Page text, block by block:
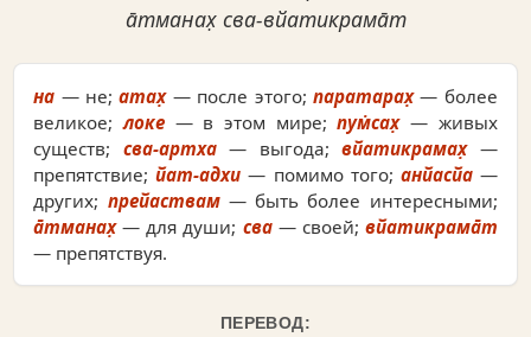
а̄тманах̣ сва-вйатикрама̄т
на — не;атах̣— после этого;паратарах̣— более
великое;локе— в этом мире;пум̇сах̣— живых
существ; сва-артха— выгода;вйатикрамах̣—
препятствие;йат-адхи — помимо того; анйасйа—
других; прейаствам— быть более интересными;
а̄тманах̣— для души; сва— своей; вйатикрама̄т
— препятствуя.
ПЕРЕВОД: